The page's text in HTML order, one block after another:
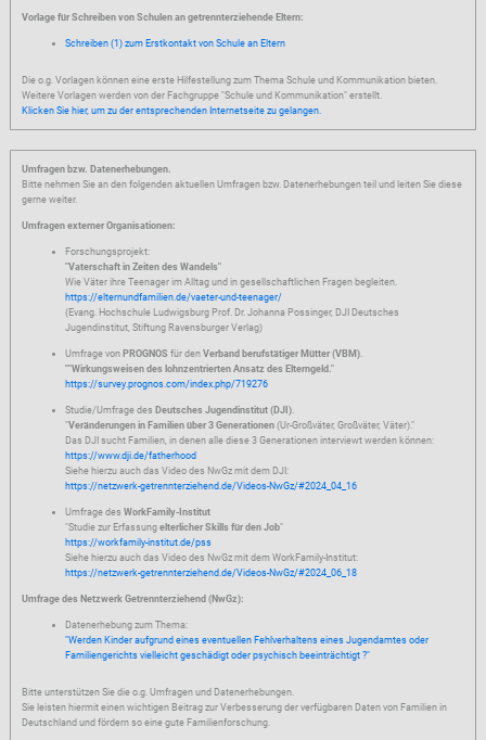
Vorlage für Schreiben von Schulen an getrennterziehende Eltern:
Schreiben (1) zum Erstkontakt von Schule an Eltern
Die o.g. Vorlagen können eine erste Hilfestellung zum Thema Schule und Kommunikation bieten.
Weitere Vorlagen werden von der Fachgruppe "Schule und Kommunikation" erstellt.
Klicken Sie hier, um zu der entsprechenden Internetseite zu gelangen.
Umfragen bzw. Datenerhebungen.
Bitte nehmen Sie an den folgenden aktuellen Umfragen bzw. Datenerhebungen teil und leiten Sie diese
gerne weiter.
Umfragen externer Organisationen:
Forschungsprojekt:
"Vaterschaft in Zeiten des Wandels"
Wie Väter ihre Teenager im Alltag und in gesellschaftlichen Fragen begleiten.
https://elternundfamilien.de/vaeter-und-teenager/
(Evang. Hochschule Ludwigsburg Prof. Dr. Johanna Possinger, DJI Deutsches
Jugendinstitut, Stiftung Ravensburger Verlag)
Umfrage von PROGNOS für den Verband berufstätiger Mütter (VBM).
""Wirkungsweisen des lohnzentrierten Ansatz des Elterngeld."
https://survey.prognos.com/index.php/719276
Studie/Umfrage des Deutsches Jugendinstitut (DJI).
"Veränderungen in Familien über 3 Generationen (Ur-Großväter, Großväter, Väter)."
Das DJI sucht Familien, in denen alle diese 3 Generationen interviewt werden können:
https://www.dji.de/fatherhood
Siehe hierzu auch das Video des NwGz mit dem DJI:
https://netzwerk-getrennterziehend.de/Videos-NwGz/#2024_04_16
Umfrage des WorkFamily-Institut
"Studie zur Erfassung elterlicher Skills für den Job"
https://workfamily-institut.de/pss
Siehe hierzu auch das Video des NwGz mit dem WorkFamily-Institut:
https://netzwerk-getrennterziehend.de/Videos-NwGz/#2024_06_18
Umfrage des Netzwerk Getrennterziehend (NwGz):
Datenerhebung zum Thema:
"Werden Kinder aufgrund eines eventuellen Fehlverhaltens eines Jugendamtes oder
Familiengerichts vielleicht geschädigt oder psychisch beeinträchtigt ?"
Bitte unterstützen Sie die o.g. Umfragen und Datenerhebungen.
Sie leisten hiermit einen wichtigen Beitrag zur Verbesserung der verfügbaren Daten von Familien in
Deutschland und fördern so eine gute Familienforschung.